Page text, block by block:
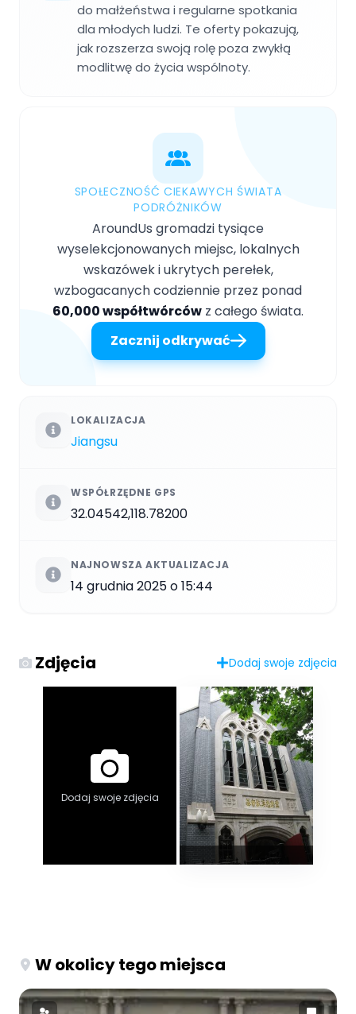
do małżeństwa i regularne spotkania
dla młodych ludzi. Te oferty pokazują,
jak rozszerza swoją rolę poza zwykłą
modlitwę do życia wspólnoty.
SPOŁECZNOŚĆ CIEKAWYCH ŚWIATA
PODRÓŻNIKÓW
AroundUs gromadzi tysiące
wyselekcjonowanych miejsc, lokalnych
wskazówek i ukrytych perełek,
wzbogacanych codziennie przez ponad
60,000 współtwórców z całego świata.
Zacznij odkrywać
LOKALIZACJA
Jiangsu
WSPÓŁRZĘDNE GPS
32.04542,118.78200
NAJNOWSZA AKTUALIZACJA
14 grudnia 2025 o 15:44
Zdjęcia Dodaj swoje zdjęcia
Dodaj swoje zdjęcia
W okolicy tego miejsca